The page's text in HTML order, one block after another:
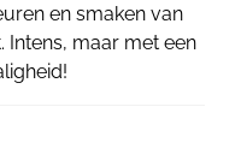
en smaken van
maar met een